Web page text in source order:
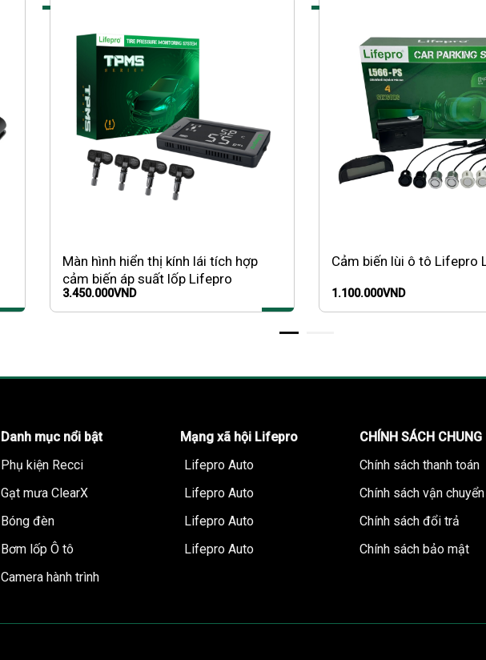
Cảm biến lùi ô tô Lifepro
1.100.000VND
Màn hình hiển thị kính lái tích hợp
cảm biến áp suất lốp Lifepro
3.450.000VND
Danh mục nổi bật
Phụ kiện Recci
Gạt mưa ClearX
Bóng đèn
Bơm lốp Ô tô
Camera hành trình
Mạng xã hội Lifepro
Lifepro Auto
Lifepro Auto
Lifepro Auto
Lifepro Auto
CHÍNH SÁCH CHUNG
Chính sách thanh toán
Chính sách vận chuyển
Chính sách đổi trả
Chính sách bảo mật